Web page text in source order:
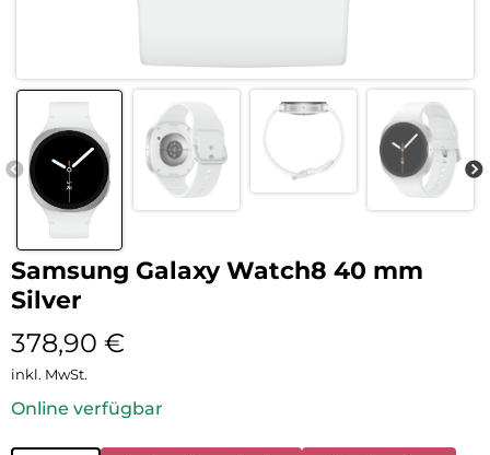
Samsung Galaxy Watch8 40 mm
Silver
378,90 €
inkl. MwSt.
Online verfügbar